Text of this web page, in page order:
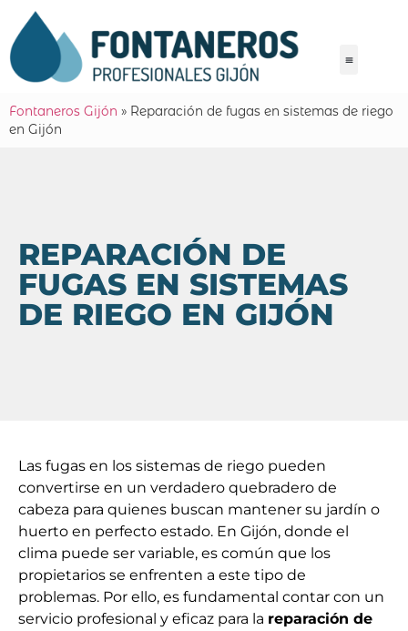
Fontaneros Gijón » Reparación de fugas en sistemas de riego
en Gijón
REPARACIÓN DE
FUGAS EN SISTEMAS
DE RIEGO EN GIJÓN
Las fugas en los sistemas de riego pueden
convertirse en un verdadero quebradero de
cabeza para quienes buscan mantener su jardín o
huerto en perfecto estado. En Gijón, donde el
clima puede ser variable, es común que los
propietarios se enfrenten a este tipo de
problemas. Por ello, es fundamental contar con un
servicio profesional y eficaz para la reparación de